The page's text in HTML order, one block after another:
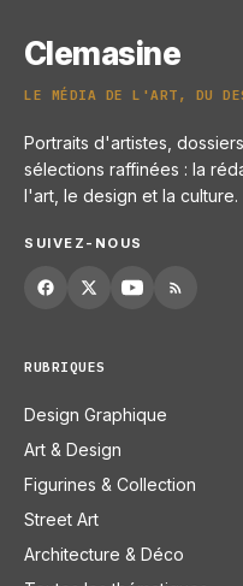
Clemasine
LE MÉDIA DE L'ART, DU
Portraits d'artistes,
sélections raffinées : la
l'art, le design et la culture.
SUIVEZ-NOUS
RUBRIQUES
Design Graphique
Art & Design
Figurines & Collection
Street Art
Architecture & Déco